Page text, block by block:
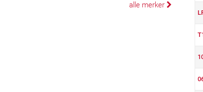
alle merker